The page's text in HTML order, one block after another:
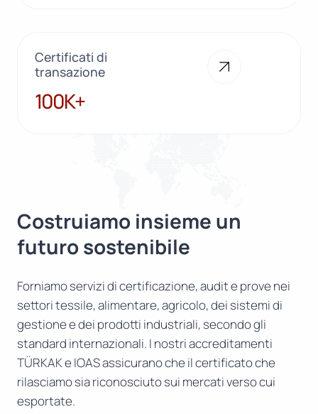
Certificati di
transazione
100K+
100K+
Costruiamo insieme un
futuro sostenibile
Forniamo servizi di certificazione, audit e prove nei
settori tessile, alimentare, agricolo, dei sistemi di
gestione e dei prodotti industriali, secondo gli
standard internazionali. I nostri accreditamenti
TÜRKAK e IOAS assicurano che il certificato che
rilasciamo sia riconosciuto sui mercati verso cui
esportate.